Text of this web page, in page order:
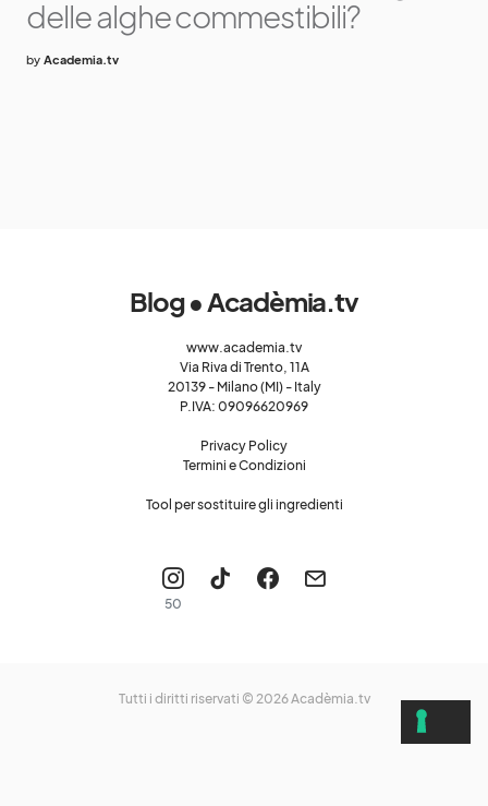
delle alghe commestibili?
by Academia.tv
Blog • Acadèmia.tv
www.academia.tv
Via Riva di Trento, 11A
20139 - Milano (MI) - Italy
P.IVA: 09096620969
Privacy Policy
Termini e Condizioni
Tool per sostituire gli ingredienti
50
Tutti i diritti riservati © 2026Acadèmia.tv